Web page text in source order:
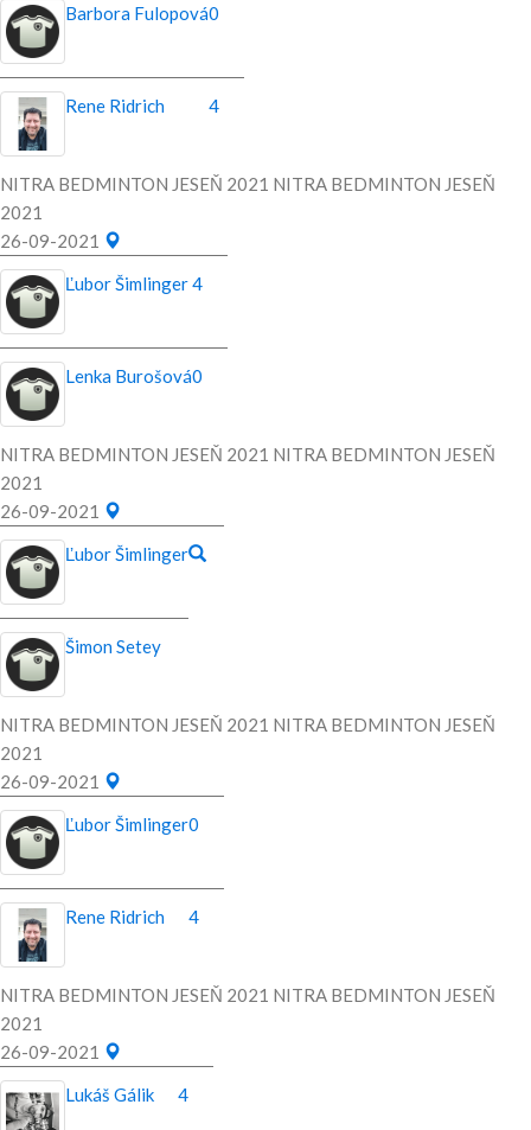
Barbora Fulopová0
Rene Ridrich 4
NITRA BEDMINTON JESEŇ 2021 NITRA BEDMINTON JESEŇ
2021
26-09-2021
Ľubor Šimlinger4
Lenka Burošová0
NITRA BEDMINTON JESEŇ 2021 NITRA BEDMINTON JESEŇ
2021
26-09-2021
Ľubor Šimlinger
Šimon Setey
NITRA BEDMINTON JESEŇ 2021 NITRA BEDMINTON JESEŇ
2021
26-09-2021
Ľubor Šimlinger0
Rene Ridrich 4
NITRA BEDMINTON JESEŇ 2021 NITRA BEDMINTON JESEŇ
2021
26-09-2021
Lukáš Gálik
4